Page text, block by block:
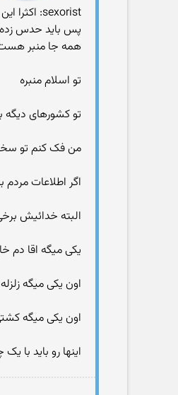
sexorist: اکثرا این خرافات از پای منبره این آخوندا به مردم انتقال داده میشه
پس باید حدس
همه جا منبر
تو اسلام منبره
تو کشورهای دیگه
من فک کنم تو
اگر اطلاعات
البته خدائیش
یکی میگه اقا دم
اون یکی میگه
اون یکی میگه
اینها رو باید با